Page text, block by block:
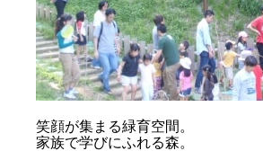
笑顔が集まる緑育空間。
家族で学びにふれる森。